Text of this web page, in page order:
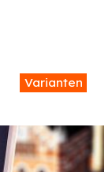
Varianten